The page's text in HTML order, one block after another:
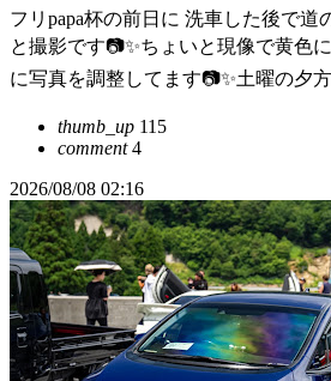
フリpapa杯の前日に 洗車した後で道
と撮影です📷✨ちょいと現像で黄色
に写真を調整してます📷✨土曜の夕
thumb_up 115
comment4
2026/08/08 02:16